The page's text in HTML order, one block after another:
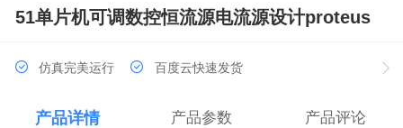
51单片机可调数控恒流源电流源设计proteus
仿真完美运行 百度云快速发货
产品详情 产品参数 产品评论